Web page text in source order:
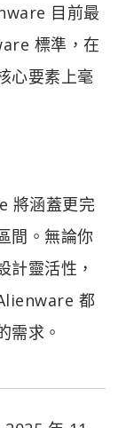
目前最
標準，在
心要素上毫
將涵蓋更完
間。無論你
計靈活性，
都
需求。